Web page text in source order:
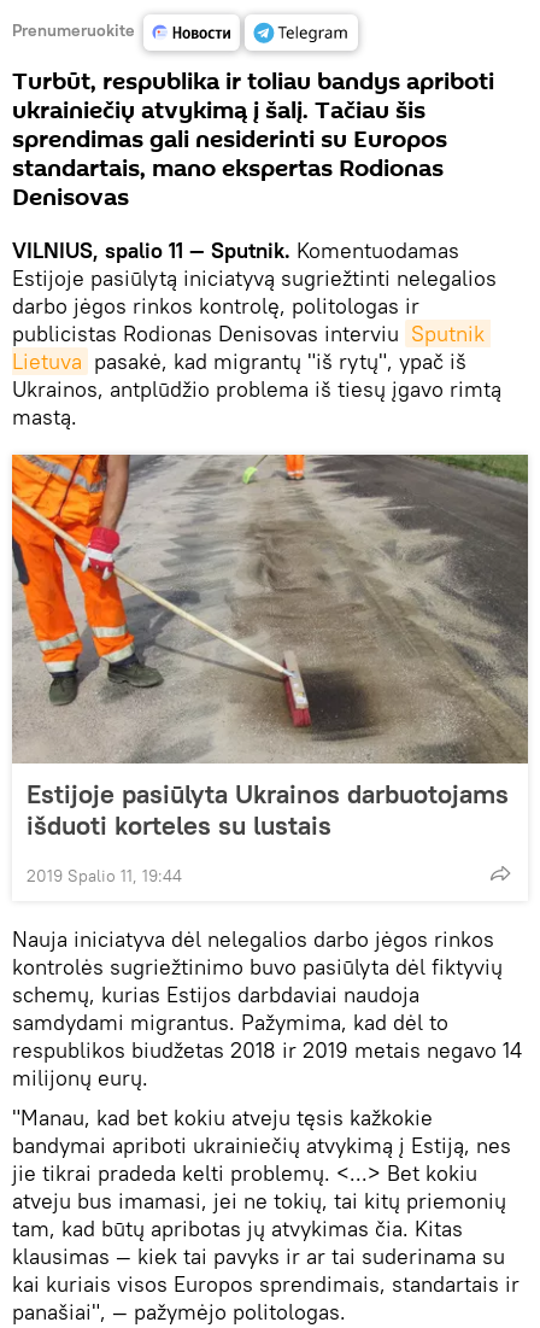
Prenumeruokite
Turbūt, respublika ir toliau bandys apriboti
ukrainiečių atvykimą į šalį. Tačiau šis
sprendimas gali nesiderinti su Europos
standartais, mano ekspertas Rodionas
Denisovas
VILNIUS, spalio 11 — Sputnik. Komentuodamas
Estijoje pasiūlytą iniciatyvą sugriežtinti nelegalios
darbo jėgos rinkos kontrolę, politologas ir
publicistas Rodionas Denisovas interviu Sputnik
Lietuva pasakė, kad migrantų "iš rytų", ypač iš
Ukrainos, antplūdžio problema iš tiesų įgavo rimtą
mastą.
Estijoje pasiūlyta Ukrainos darbuotojams
išduoti korteles su lustais
2019 Spalio 11, 19:44
Nauja iniciatyva dėl nelegalios darbo jėgos rinkos
kontrolės sugriežtinimo buvo pasiūlyta dėl fiktyvių
schemų, kurias Estijos darbdaviai naudoja
samdydami migrantus. Pažymima, kad dėl to
respublikos biudžetas 2018 ir 2019 metais negavo 14
milijonų eurų.
"Manau, kad bet kokiu atveju tęsis kažkokie
bandymai apriboti ukrainiečių atvykimą į Estiją, nes
jie tikrai pradeda kelti problemų. <...> Bet kokiu
atveju bus imamasi, jei ne tokių, tai kitų priemonių
tam, kad būtų apribotas jų atvykimas čia. Kitas
klausimas — kiek tai pavyks ir ar tai suderinama su
kai kuriais visos Europos sprendimais, standartais ir
panašiai", — pažymėjo politologas.